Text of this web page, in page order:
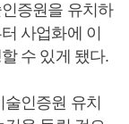
증원을 유치하
사업화에 이
수 있게 됐다.
인증원 유치